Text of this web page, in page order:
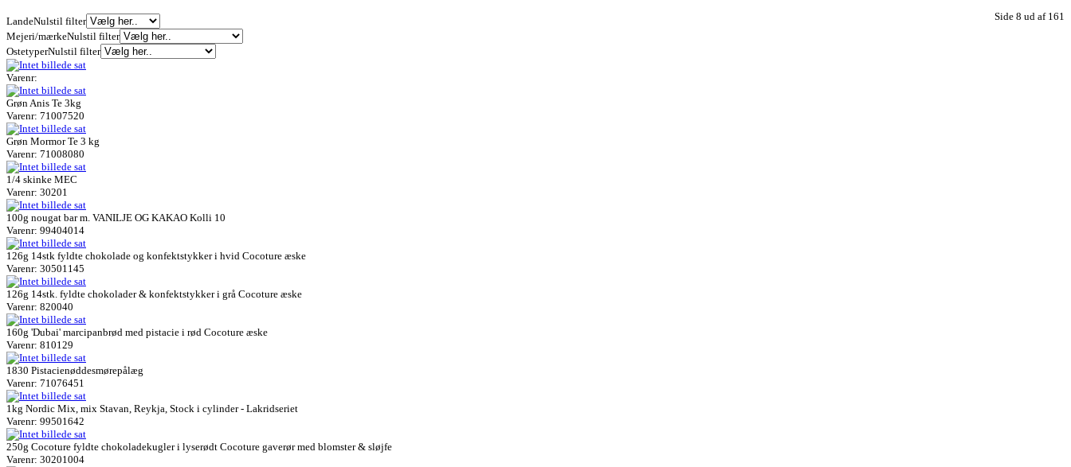
Side 8 ud af 161
LandeNulstil filter
Mejeri/mærkeNulstil filter
OstetyperNulstil filter
Varenr:
Grøn Anis Te 3kg
Varenr: 71007520
Grøn Mormor Te 3 kg
Varenr: 71008080
1/4 skinke MEC
Varenr: 30201
100g nougat bar m. VANILJE OG KAKAO Kolli 10
Varenr: 99404014
126g 14stk fyldte chokolade og konfektstykker i hvid Cocoture æske
Varenr: 30501145
126g 14stk. fyldte chokolader & konfektstykker i grå Cocoture æske
Varenr: 820040
160g 'Dubai' marcipanbrød med pistacie i rød Cocoture æske
Varenr: 810129
1830 Pistacienøddesmørepålæg
Varenr: 71076451
1kg Nordic Mix, mix Stavan, Reykja, Stock i cylinder - Lakridseriet
Varenr: 99501642
250g Cocoture fyldte chokoladekugler i lyserødt Cocoture gaverør med blomster & sløjfe
Varenr: 30201004